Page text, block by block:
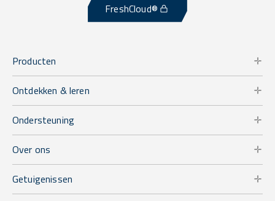
FreshCloud®
Producten
Ontdekken & leren
Ondersteuning
Over ons
Getuigenissen